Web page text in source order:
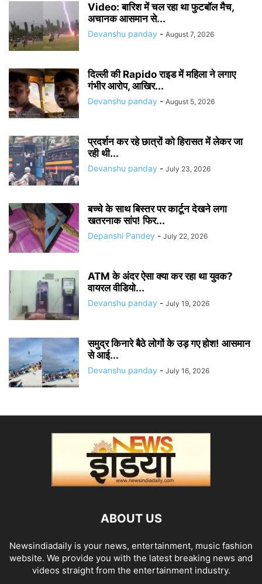
Video: बारिश में चल रहा था फुटबॉल मैच,
अचानक आसमान से...
Devanshu panday - August 7, 2026
दिल्ली की Rapido राइड में महिला ने लगाए
गंभीर आरोप, आखिर...
Devanshu panday - August 5, 2026
प्रदर्शन कर रहे छात्रों को हिरासत में लेकर जा
रही थी...
Devanshu panday - July 23, 2026
बच्चे के साथ बिस्तर पर कार्टून देखने लगा
खतरनाक सांप! फिर...
Depanshi Pandey - July 22, 2026
ATM के अंदर ऐसा क्या कर रहा था युवक?
वायरल वीडियो...
Devanshu panday - July 19, 2026
समुद्र किनारे बैठे लोगों के उड़ गए होश! आसमान
से आई...
Devanshu panday - July 16, 2026
ABOUT US
Newsindiadaily is your news, entertainment, music fashion
website. We provide you with the latest breaking news and
videos straight from the entertainment industry.